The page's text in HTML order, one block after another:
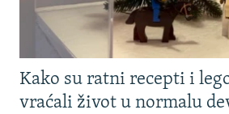
Kako su ratni recepti i
vraćali život u normalu